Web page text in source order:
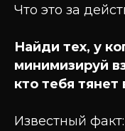
Что это за
Найди тех, у
минимизируй
кто тебя тянет
Известный